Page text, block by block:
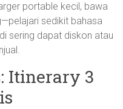
portable kecil, bawa
sedikit bahasa
sering dapat diskon atau
Itinerary 3